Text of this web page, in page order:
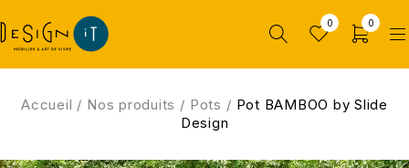
0 0
Accueil / Nos produits / Pots / Pot BAMBOO by Slide
Design